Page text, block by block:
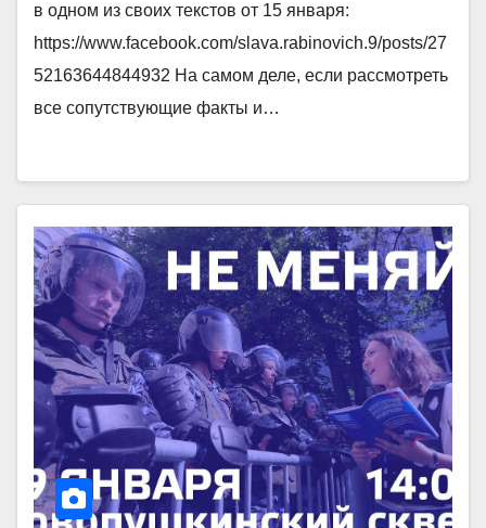
в одном из своих текстов от 15 января:
https://www.facebook.com/slava.rabinovich.9/posts/27
52163644844932 На самом деле, если рассмотреть
все сопутствующие факты и…